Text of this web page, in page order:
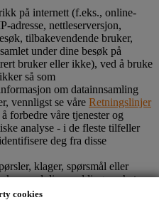
cookies
på internett (f.eks., online-
adresse, nettleserversjon,
tilbakevendende bruker,
under dine besøk på
bruker eller ikke), ved å bruke
så som
om datainnsamling
vennligst se våre Retningslinjer
forbedre våre tjenester og
analyse - i de fleste tilfeller
deg fra disse
klager, spørsmål eller
dine meldinger, chats,
eller telefonsamtaler).